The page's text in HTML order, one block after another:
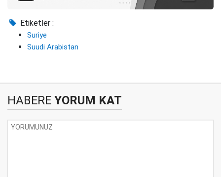
Etiketler :
Suriye
Suudi Arabistan
HABERE YORUM KAT